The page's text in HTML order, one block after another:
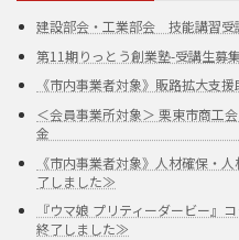
建設部会・工業部会 技能講習受
第11期りっとう創業塾-受講生募
《市内事業者対象》販路拡大支
＜会員事業所対象＞ 栗東市商工
《市内事業者対象》人材確保
了しました≫
『ウマ娘 プリティーダービー』
終了しました≫